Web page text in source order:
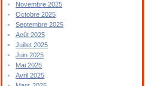
Novembre 2025
Octobre 2025
Septembre 2025
Août 2025
Juillet 2025
Juin 2025
Mai 2025
Avril 2025